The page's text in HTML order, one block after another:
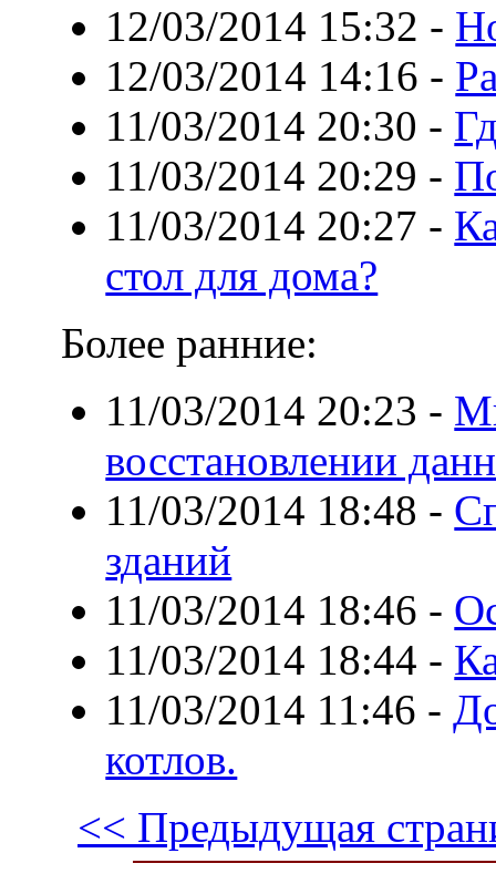
12/03/2014 15:32 -
12/03/2014 14:16 -
11/03/2014 20:30 -
11/03/2014 20:29 -
11/03/2014 20:27 -
стол для дома?
Более ранние:
11/03/2014 20:23 -
восстановлении
11/03/2014 18:48 -
зданий
11/03/2014 18:46 -
11/03/2014 18:44 -
11/03/2014 11:46 -
котлов.
<< Предыдущая